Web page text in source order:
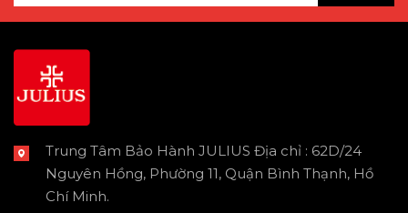
Trung Tâm Bảo Hành JULIUS Địa chỉ : 62D/24
Nguyên Hồng, Phường 11, Quận Bình Thạnh, Hồ
Chí Minh.